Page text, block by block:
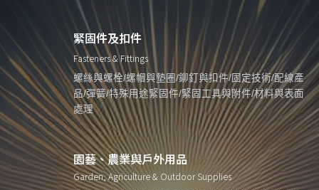
緊固件及扣件
Fasteners & Fittings
螺絲與螺栓/螺帽與墊圈/鉚釘與扣件/固定技術/配線產
品/彈簧/特殊用途緊固件/緊固工具與附件/材料與表面
處理
園藝、農業與戶外用品
Garden, Agriculture & Outdoor Supplies